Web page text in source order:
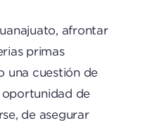
afrontar
primas
una cuestión de
oportunidad de
de asegurar